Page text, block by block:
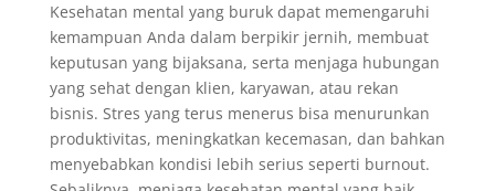
Kesehatan mental yang buruk dapat memengaruhi
kemampuan Anda dalam berpikir jernih, membuat
keputusan yang bijaksana, serta menjaga hubungan
yang sehat dengan klien, karyawan, atau rekan
bisnis. Stres yang terus menerus bisa menurunkan
produktivitas, meningkatkan kecemasan, dan bahkan
menyebabkan kondisi lebih serius seperti burnout.